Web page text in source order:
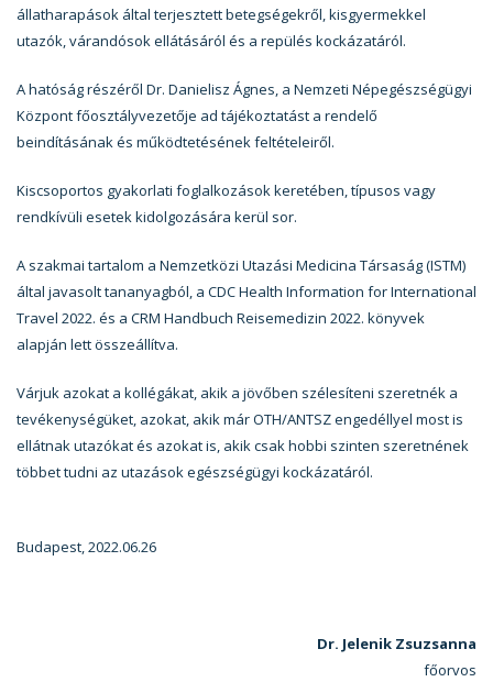
állatharapások által terjesztett betegségekről, kisgyermekkel
utazók, várandósok ellátásáról és a repülés kockázatáról.
A hatóság részéről Dr. Danielisz Ágnes, a Nemzeti Népegészségügyi
Központ főosztályvezetője ad tájékoztatást a rendelő
beindításának és működtetésének feltételeiről.
Kiscsoportos gyakorlati foglalkozások keretében, típusos vagy
rendkívüli esetek kidolgozására kerül sor.
A szakmai tartalom a Nemzetközi Utazási Medicina Társaság (ISTM)
által javasolt tananyagból, a CDC Health Information for International
Travel 2022. és a CRM Handbuch Reisemedizin 2022. könyvek
alapján lett összeállítva.
Várjuk azokat a kollégákat, akik a jövőben szélesíteni szeretnék a
tevékenységüket, azokat, akik már OTH/ANTSZ engedéllyel most is
ellátnak utazókat és azokat is, akik csak hobbi szinten szeretnének
többet tudni az utazások egészségügyi kockázatáról.
Budapest, 2022.06.26
Dr. Jelenik Zsuzsanna
főorvos